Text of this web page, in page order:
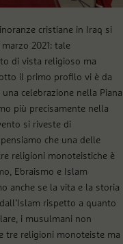
cristiane in Iraq si
2021: tale
di vista religioso ma
il primo profilo vi è da
celebrazione nella Piana
più precisamente nella
si riveste di
che una delle
religioni monoteistiche è
Ebraismo e Islam
anche se la vita e la storia
rispetto a quanto
i musulmani non
tre religioni monoteiste ma